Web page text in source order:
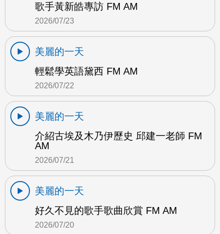
歌手黃新皓專訪 FM AM
2026/07/23
美麗的一天
輕鬆學英語黛西 FM AM
2026/07/22
美麗的一天
介紹古埃及木乃伊歷史 邱建一老師 FM
AM
2026/07/21
美麗的一天
好久不見的歌手歌曲欣賞 FM AM
2026/07/20